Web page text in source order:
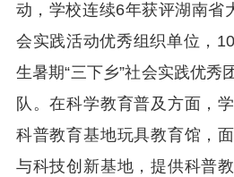
动，学校连续6年获评湖南省
会实践活动优秀组织单位，
生暑期“三下乡”社会实践优秀
队。在科学教育普及方面，
科普教育基地玩具教育馆，
与科技创新基地，提供科普